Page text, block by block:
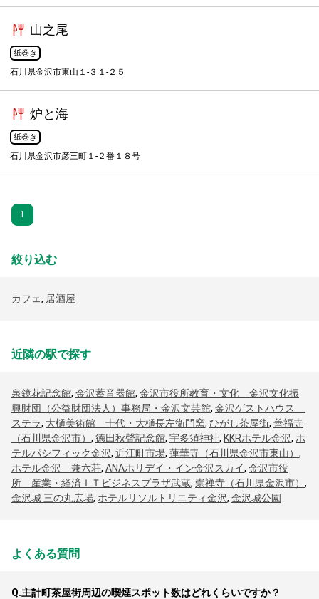
山之尾
紙巻き
石川県金沢市東山１-３１-２５
炉と海
紙巻き
石川県金沢市彦三町１-２番１８号
1
絞り込む
カフェ, 居酒屋
近隣の駅で探す
泉鏡花記念館, 金沢蓄音器館, 金沢市役所教育・文化 金沢文化振
興財団（公益財団法人）事務局・金沢文芸館, 金沢ゲストハウス
ステラ, 大樋美術館 十代・大樋長左衛門窯, ひがし茶屋街, 善福寺
（石川県金沢市） , 徳田秋聲記念館, 宇多須神社, KKRホテル金沢, ホ
テルパシフィック金沢, 近江町市場, 蓮華寺（石川県金沢市東山） ,
ホテル金沢 兼六荘, ANAホリデイ・イン金沢スカイ, 金沢市役
所 産業・経済ＩＴビジネスプラザ武蔵, 崇禅寺（石川県金沢市） ,
金沢城 三の丸広場, ホテルリソルトリニティ金沢, 金沢城公園
よくある質問
Q.主計町茶屋街周辺の喫煙スポット数はどれくらいですか？